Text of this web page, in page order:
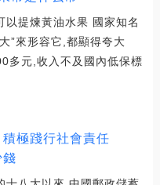
提煉黃油水果 國家知名
”來形容它,都顯得夸大
多元,收入不及國內低保標
極踐行社會責任
錢